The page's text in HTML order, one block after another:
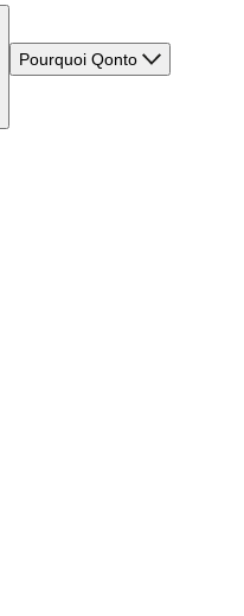
Pourquoi Qonto